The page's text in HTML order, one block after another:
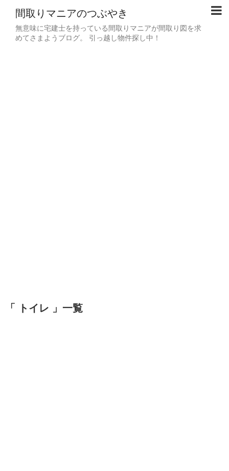
間取りマニアのつぶやき
無意味に宅建士を持っている間取りマニアが間取り図を求
めてさまようブログ。 引っ越し物件探し中！
「 トイレ 」一覧